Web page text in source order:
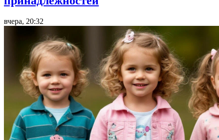
вчера, 20:32